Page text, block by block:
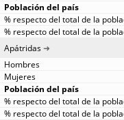
Apátridas